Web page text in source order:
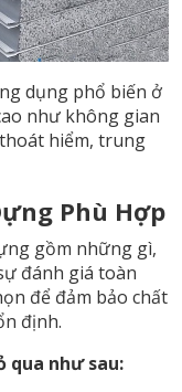
dụng phổ biến ở
như không gian
hiểm, trung
Phù Hợp
gồm những gì,
đánh giá toàn
để đảm bảo chất
định.
qua như sau: